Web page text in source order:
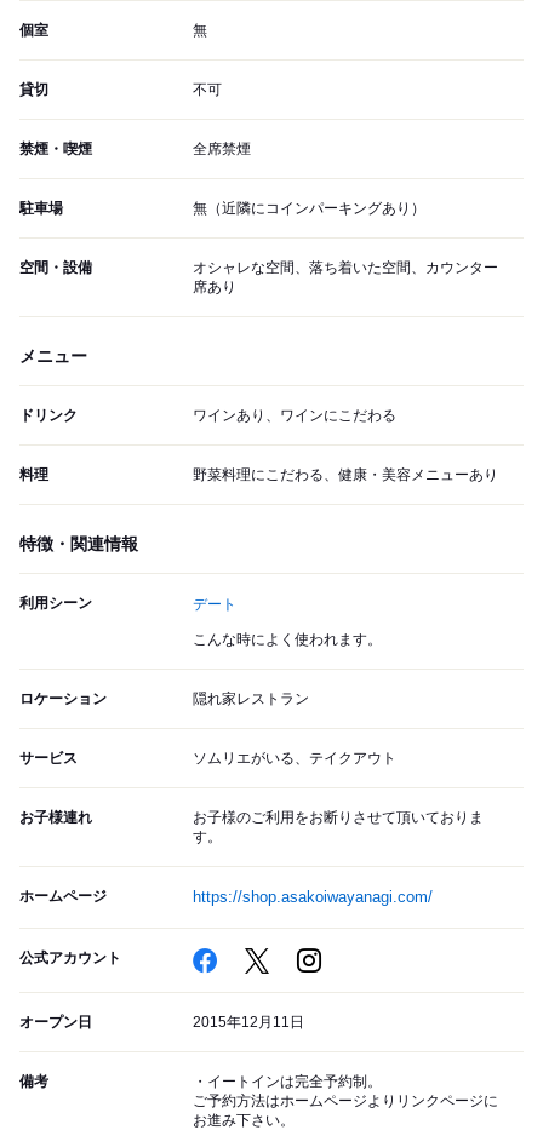
個室 無
貸切 不可
禁煙・喫煙 全席禁煙
駐車場 無（近隣にコインパーキングあり）
空間・設備
オシャレな空間、落ち着いた空間、カウンター
席あり
メニュー
ドリンク ワインあり、ワインにこだわる
料理 野菜料理にこだわる、健康・美容メニューあり
特徴・関連情報
利用シーン デート
こんな時によく使われます。
ロケーション 隠れ家レストラン
サービス ソムリエがいる、テイクアウト
お子様連れ
お子様のご利用をお断りさせて頂いておりま
す。
ホームページ https://shop.asakoiwayanagi.com/
公式アカウント
オープン日 2015年12月11日
備考
・イートインは完全予約制。
ご予約方法はホームページよりリンクページに
お進み下さい。